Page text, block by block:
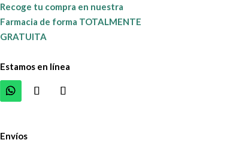
Recoge tu compra en nuestra
Farmacia de forma TOTALMENTE
GRATUITA
Estamos en línea
Envíos